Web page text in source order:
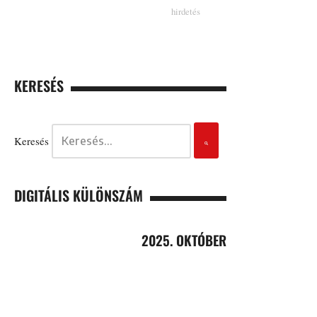
KERESÉS
Keresés
DIGITÁLIS KÜLÖNSZÁM
2025. OKTÓBER